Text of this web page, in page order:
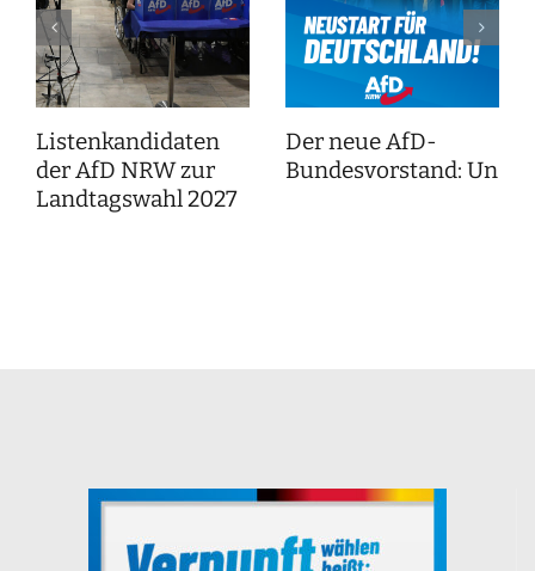
Listenkandidaten
der AfD NRW zur
Landtagswahl 2027
Der neue AfD-
Bundesvorstand: